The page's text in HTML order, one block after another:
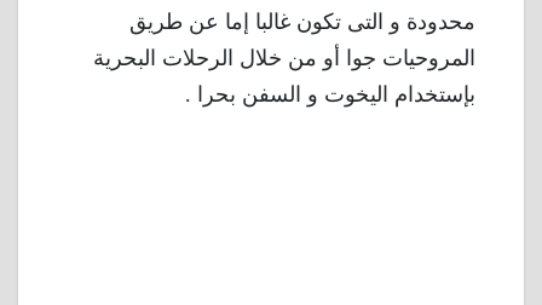
محدودة و التى تكون غالبا إما عن طريق
المروحيات جوا أو من خلال الرحلات البحرية
بإستخدام اليخوت و السفن بحرا .